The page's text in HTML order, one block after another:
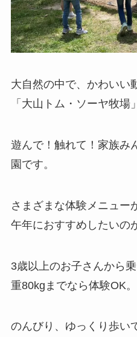
大自然の中で、かわいい
「大山トム・ソーヤ牧場
遊んで！触れて！家族み
園です。
さまざまな体験メニュー
午年におすすめしたいの
3歳以上のお子さんから
重80kgまでなら体験OK。
のんびり、ゆっくり歩い